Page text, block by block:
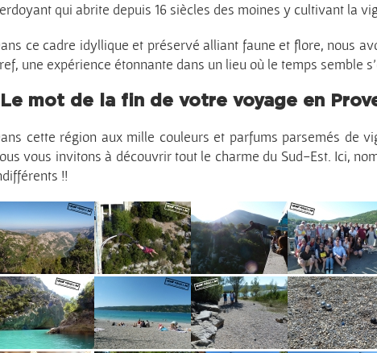
qui abrite depuis 16 siècles des moines y cultivant la
ce cadre idyllique et préservé alliant faune et flore, nous
une expérience étonnante dans un lieu où le temps semble
Le mot de la fin de votre voyage en
cette région aux mille couleurs et parfums parsemés de
vous invitons à découvrir tout le charme du Sud-Est. Ici,
!!